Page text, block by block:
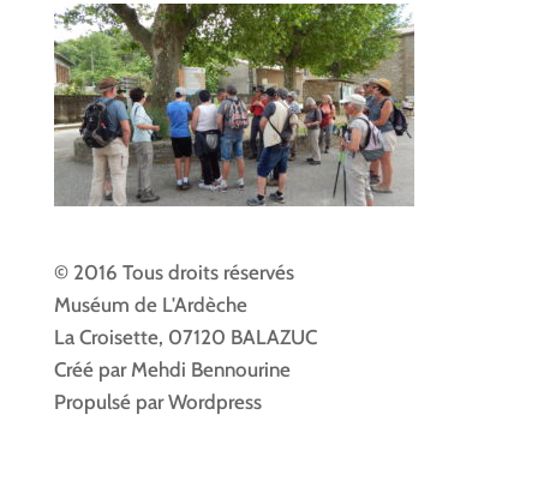
© 2016 Tous droits réservés
Muséum de L'Ardèche
La Croisette, 07120 BALAZUC
Créé par Mehdi Bennourine
Propulsé par Wordpress